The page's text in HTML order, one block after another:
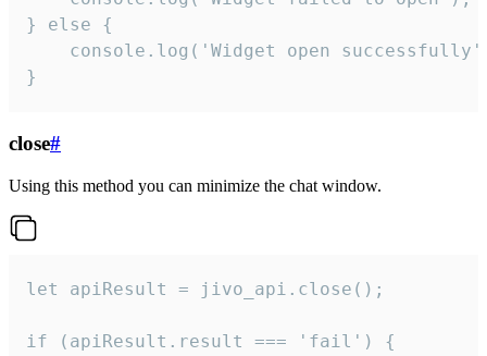
} else {
console.log('Widget open
}
close#
Using this method you can minimize the chat window.
let apiResult = jivo_api.close();
if (apiResult.result === 'fail') {